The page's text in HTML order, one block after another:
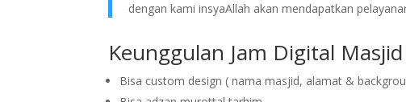
dengan kami insyaAllah akan mendapatkan
Keunggulan Jam Digital
Bisa custom design ( nama masjid, alamat &